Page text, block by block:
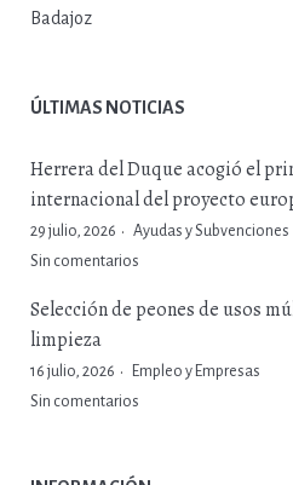
Badajoz
ÚLTIMAS NOTICIAS
Herrera del Duque acogió el
internacional del proyecto
29 julio, 2026
Ayudas y Subvenciones
Sin comentarios
Selección de peones de usos
limpieza
16 julio, 2026
Empleo y Empresas
Sin comentarios